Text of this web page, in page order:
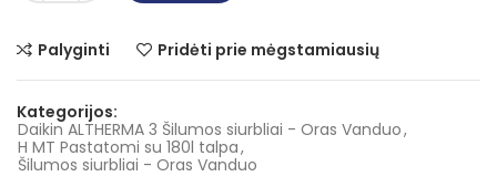
Palyginti Pridėti prie mėgstamiausių
Kategorijos:
Daikin ALTHERMA 3 Šilumos siurbliai - Oras Vanduo,
H MT Pastatomi su 180l talpa,
Šilumos siurbliai - Oras Vanduo